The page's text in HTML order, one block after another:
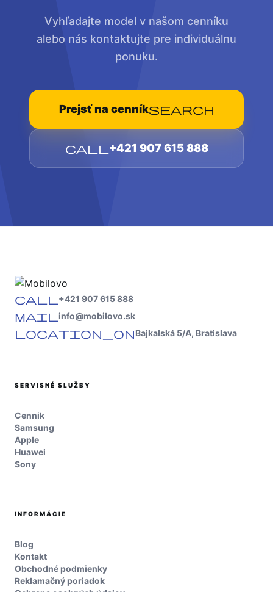
Vyhľadajte model v našom cenníku
alebo nás kontaktujte pre individuálnu
ponuku.
Prejsť na cenníksearch
call +421 907 615 888
call +421 907 615 888
mail info@mobilovo.sk
location_onBajkalská 5/A, Bratislava
SERVISNÉ SLUŽBY
Cennik
Samsung
Apple
Huawei
Sony
INFORMÁCIE
Blog
Kontakt
Obchodné podmienky
Reklamačný poriadok